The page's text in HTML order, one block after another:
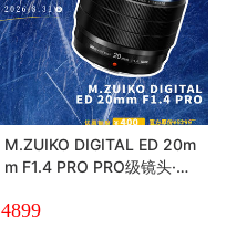
M.ZUIKO DIGITAL ED 20m
m F1.4 PRO PRO级镜头·轻
4899